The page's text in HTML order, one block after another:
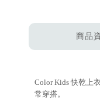
商品
Color Kids 快乾上
常穿搭。